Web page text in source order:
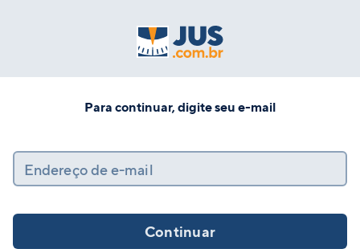
Para continuar, digite seu e-mail
Endereço de e-mail
Continuar